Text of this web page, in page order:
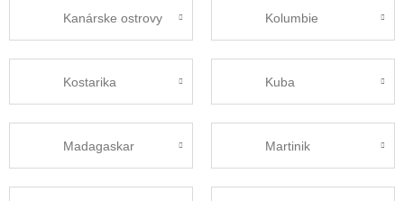
Kanárske ostrovy Kolumbie
Kostarika Kuba
Madagaskar Martinik